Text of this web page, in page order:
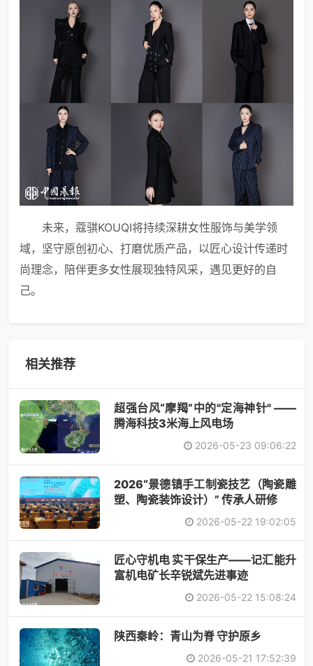
未来，蔻骐KOUQI将持续深耕女性服饰与美学领
域，坚守原创初心、打磨优质产品，以匠心设计传递时
尚理念，陪伴更多女性展现独特风采，遇见更好的自
己。
相关推荐
​超强台风“摩羯”中的"定海神针" ——
腾海科技3米海上风电场
2026-05-23 09:06:22
2026“景德镇手工制瓷技艺（陶瓷雕
塑、陶瓷装饰设计）” 传承人研修
2026-05-22 19:02:05
匠心守机电 实干保生产——记汇能升
富机电矿长辛锐斌先进事迹
2026-05-22 15:08:24
陕西秦岭：青山为脊 守护原乡
2026-05-21 17:52:39